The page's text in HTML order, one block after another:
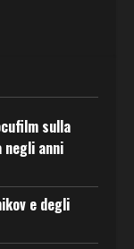
sulla
anni
e degli